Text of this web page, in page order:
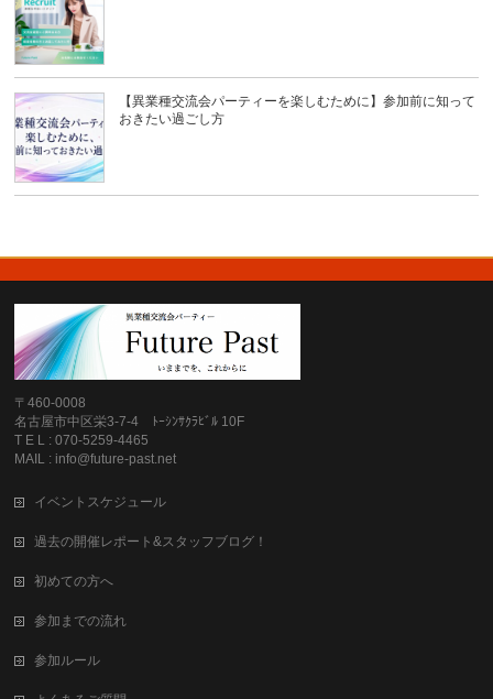
【異業種交流会パーティーを楽しむために】参加前に知って
おきたい過ごし方
〒460-0008
名古屋市中区栄3-7-4 ﾄｰｼﾝｻｸﾗﾋﾞﾙ 10F
T E L : 070-5259-4465
MAIL : info@future-past.net
イベントスケジュール
過去の開催レポート&スタッフブログ！
初めての方へ
参加までの流れ
参加ルール